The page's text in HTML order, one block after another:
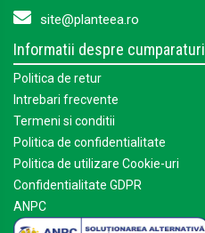
site@planteea.ro
Informatii despre cumparaturi
Politica de retur
Intrebari frecvente
Termeni si conditii
Politica de confidentialitate
Politica de utilizare Cookie-uri
Confidentialitate GDPR
ANPC